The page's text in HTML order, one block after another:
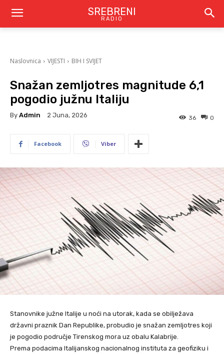
SREBRENI
RADIO
Naslovnica VIJESTI BIH I SVIJET
Snažan zemljotres magnitude 6,1
pogodio južnu Italiju
By Admin 2 Juna, 2026 0
36
Facebook Viber
Stanovnike južne Italije u noći na utorak, kada se obilježava
državni praznik Dan Republike, probudio je snažan zemljotres koji
je pogodio područje Tirenskog mora uz obalu Kalabrije.
Prema podacima Italijanskog nacionalnog instituta za geofiziku i